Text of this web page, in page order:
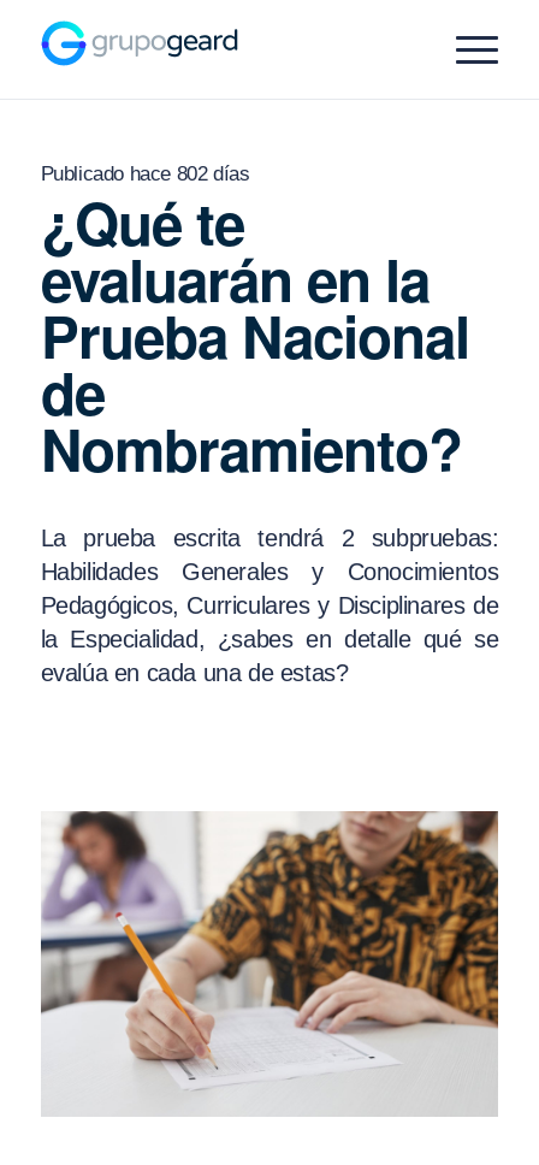
Publicado hace 802 días
¿Qué te
evaluarán en la
Prueba Nacional
de
Nombramiento?
La prueba escrita tendrá 2 subpruebas:
Habilidades Generales y Conocimientos
Pedagógicos, Curriculares y Disciplinares de
la Especialidad, ¿sabes en detalle qué se
evalúa en cada una de estas?